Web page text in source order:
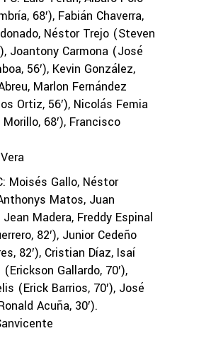
68′), Fabián Chaverra,
Néstor Trejo (Steven
Joantony Carmona (José
56′), Kevin González,
Marlon Fernández
Ortiz, 56′), Nicolás Femia
68′), Francisco
Moisés Gallo, Néstor
Matos, Juan
Madera, Freddy Espinal
82′), Junior Cedeño
82′), Cristian Díaz, Isaí
Gallardo, 70′),
(Erick Barrios, 70′), José
Acuña, 30′).